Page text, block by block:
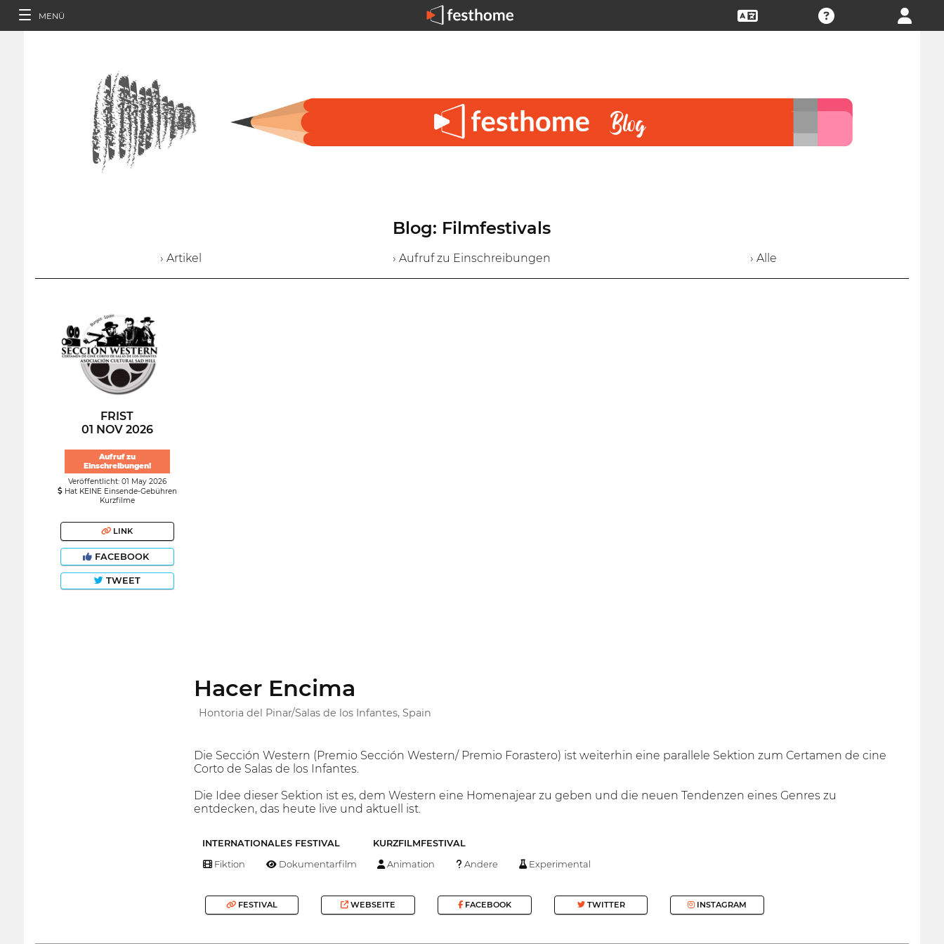
MENÜ
Blog: Filmfestivals
› Artikel › Aufruf zu Einschreibungen › Alle
FRIST
01 NOV 2026
Aufruf zu
Einschreibungen!
Veröffentlicht: 01 May 2026
Hat KEINE Einsende-Gebühren
Kurzfilme
LINK
FACEBOOK
TWEET
Hacer Encima
Hontoria del Pinar/Salas de los Infantes, Spain
Die Sección Western (Premio Sección Western/ Premio Forastero) ist weiterhin eine parallele Sektion zum Certamen de cine
Corto de Salas de los Infantes.
Die Idee dieser Sektion ist es, dem Western eine Homenajear zu geben und die neuen Tendenzen eines Genres zu
entdecken, das heute live und aktuell ist.
INTERNATIONALES FESTIVAL KURZFILMFESTIVAL
Fiktion Dokumentarfilm Animation Andere Experimental
FESTIVAL WEBSEITE FACEBOOK TWITTER INSTAGRAM